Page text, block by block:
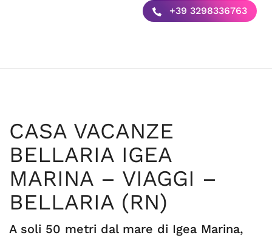
+39 3298336763
CASA VACANZE
BELLARIA IGEA
MARINA – VIAGGI –
BELLARIA (RN)
A soli 50 metri dal mare di Igea Marina,